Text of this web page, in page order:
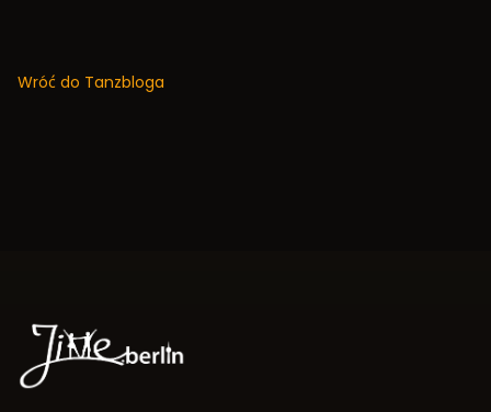
Wróć do Tanzbloga